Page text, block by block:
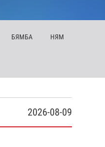
БЯМБА НЯМ
2026-08-09